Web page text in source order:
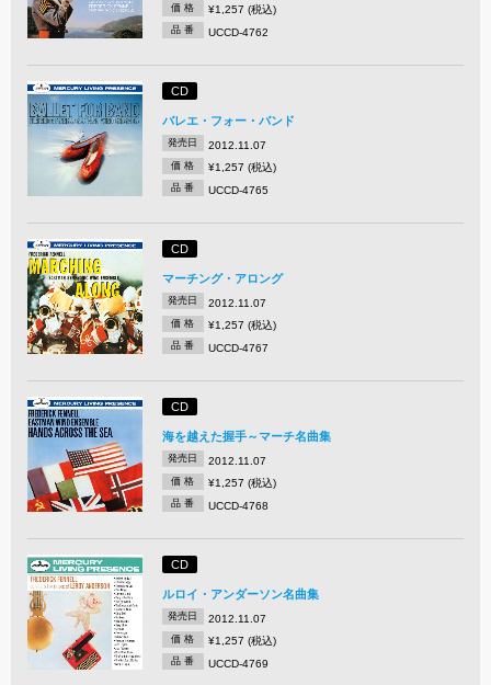
価 格 ¥1,257 (税込)
品 番 UCCD-4762
CD
バレエ・フォー・バンド
発売日 2012.11.07
価 格 ¥1,257 (税込)
品 番 UCCD-4765
CD
マーチング・アロング
発売日 2012.11.07
価 格 ¥1,257 (税込)
品 番 UCCD-4767
CD
海を越えた握手～マーチ名曲集
発売日 2012.11.07
価 格 ¥1,257 (税込)
品 番 UCCD-4768
CD
ルロイ・アンダーソン名曲集
発売日 2012.11.07
価 格 ¥1,257 (税込)
品 番 UCCD-4769